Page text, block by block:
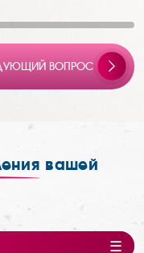
ВОПРОС
вашей